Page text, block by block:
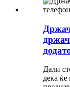
Дали
дека ќе